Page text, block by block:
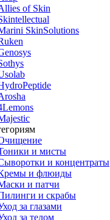
of Skin
SkinSolutions
и мисты
и концентраты
и флюиды
и патчи
и скрабы
за глазами
за телом